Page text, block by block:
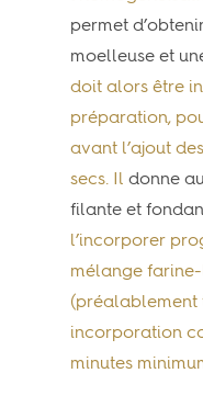
permet
moelleuse et
doit alors être
préparation,
avant l’ajout
secs. Il donne
filante et
l’incorporer
mélange
(préalablement
incorporation
minutes